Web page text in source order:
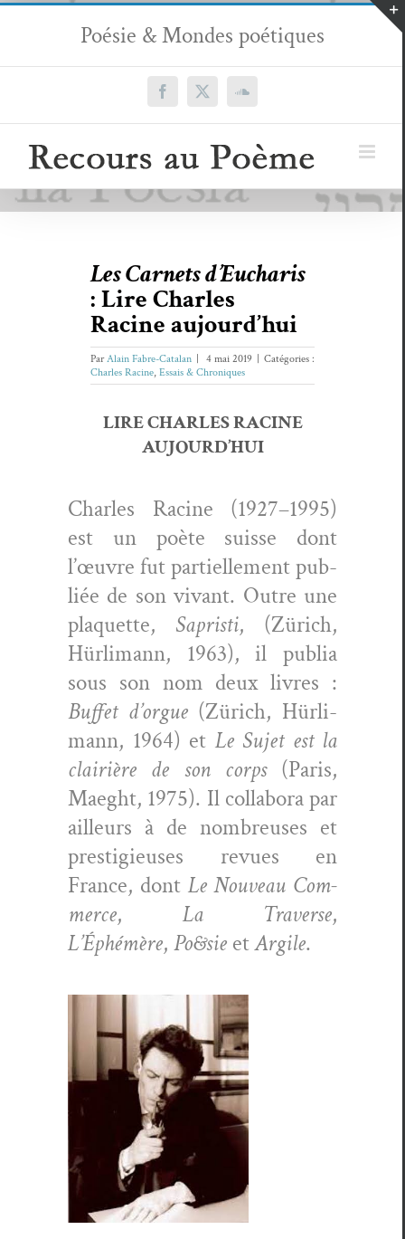
Passer
contenu
Poésie & Mondes poétiques
Facebook
X SoundCloud
Les Carnets d’Eucharis
: Lire Charles
Racine aujourd’hui
ParAlain Fabre-Catalan 4 mai 2019
Catégories :
Charles Racine, Essais & Chroniques
LIRE CHARLES RACINE
AUJOURD’HUI
Charles Racine (1927–1995)
est un poète suisse dont
l’œuvre fut par­tielle­ment pub­
liée de son vivant. Out­re une
pla­que­tte, Sapristi, (Zürich,
Hür­li­mann, 1963), il pub­lia
sous son nom deux livres :
Buf­fet d’orgue (Zürich, Hür­li­
mann, 1964) et Le Sujet est la
clair­ière de son corps (Paris,
Maeght, 1975). Il col­lab­o­ra par
ailleurs à de nom­breuses et
pres­tigieuses revues en
France, dont Le Nou­veau Com­
merce, La Tra­verse,
L’Éphémère, Po&sie etArgile.